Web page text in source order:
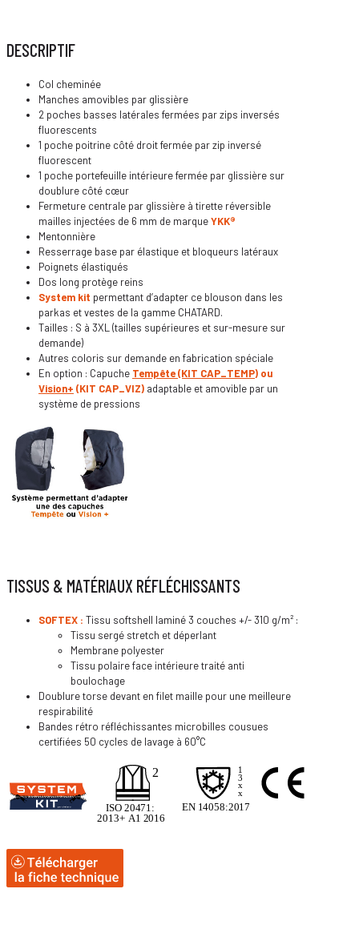
DESCRIPTIF
Col cheminée
Manches amovibles par glissière
2 poches basses latérales fermées par zips inversés
fluorescents
1 poche poitrine côté droit fermée par zip inversé
fluorescent
1 poche portefeuille intérieure fermée par glissière sur
doublure côté cœur
Fermeture centrale par glissière à tirette réversible
mailles injectées de 6 mm de marqueYKK®
Mentonnière
Resserrage base par élastique et bloqueurs latéraux
Poignets élastiqués
Dos long protège reins
System kit permettant d’adapter ce blouson dans les
parkas et vestes de la gamme CHATARD.
Tailles : S à 3XL (tailles supérieures et sur-mesure sur
demande)
Autres coloris sur demande en fabrication spéciale
En option : Capuche Tempête (KIT CAP_TEMP) ou
Vision+ (KIT CAP_VIZ) adaptable et amovible par un
système de pressions
TISSUS & MATÉRIAUX RÉFLÉCHISSANTS
SOFTEX : Tissu softshell laminé 3 couches +/- 310 g/m² :
Tissu sergé stretch et déperlant
Membrane polyester
Tissu polaire face intérieure traité anti
boulochage
Doublure torse devant en filet maille pour une meilleure
respirabilité
Bandes rétro réfléchissantes microbilles cousues
certifiées 50 cycles de lavage à 60°C